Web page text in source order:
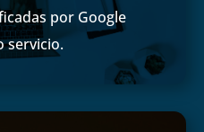
por Google
servicio.